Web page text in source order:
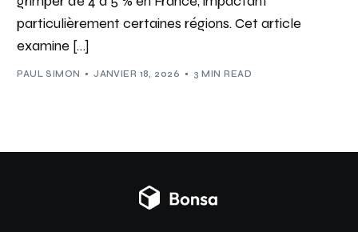
particulièrement certaines régions. Cet article
examine […]
PAUL SIMON JANVIER 18, 2026 3 MIN READ